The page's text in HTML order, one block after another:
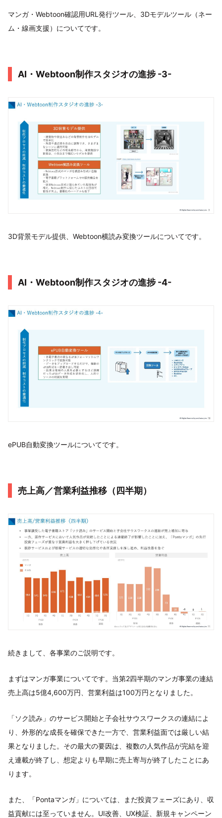
マンガ・Webtoon確認用URL発行ツール、3Dモデルツール（ネー
ム・線画支援）についてです。
AI・Webtoon制作スタジオの進捗 -3-
3D背景モデル提供、Webtoon横読み変換ツールについてです。
AI・Webtoon制作スタジオの進捗 -4-
ePUB自動変換ツールについてです。
売上高／営業利益推移（四半期）
続きまして、各事業のご説明です。
まずはマンガ事業についてです。当第2四半期のマンガ事業の連結
売上高は5億4,600万円、営業利益は100万円となりました。
「ソク読み」のサービス開始と子会社サウスワークスの連結によ
り、外形的な成長を確保できた一方で、営業利益面では厳しい結
果となりました。その最大の要因は、複数の人気作品が完結を迎
え連載が終了し、想定よりも早期に売上寄与が終了したことにあ
ります。
また、「Pontaマンガ」については、まだ投資フェーズにあり、収
益貢献には至っていません。UI改善、UX検証、新規キャンペーン